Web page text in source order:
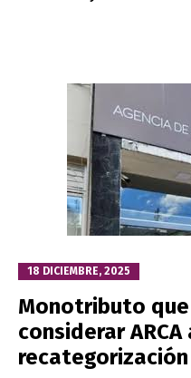
18 DICIEMBRE, 2025
Monotributo
considerar